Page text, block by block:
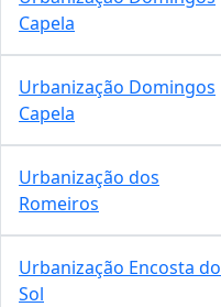
Capela
Urbanização Domingos
Capela
Urbanização dos
Romeiros
Urbanização Encosta do
Sol